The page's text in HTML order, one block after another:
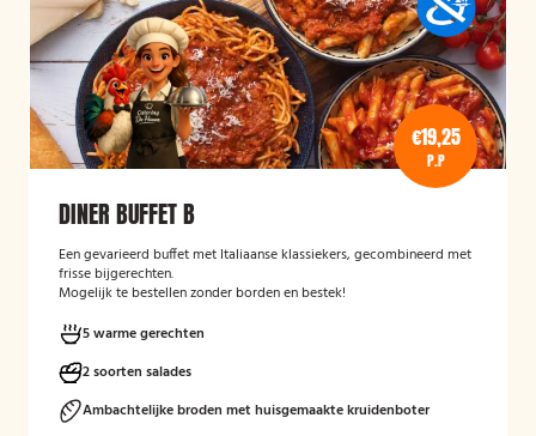
€19,25
P.P
DINER BUFFET B
Een gevarieerd buffet met Italiaanse klassiekers, gecombineerd met
frisse bijgerechten.
Mogelijk te bestellen zonder borden en bestek!
5 warme gerechten
2 soorten salades
Ambachtelijke broden met huisgemaakte kruidenboter